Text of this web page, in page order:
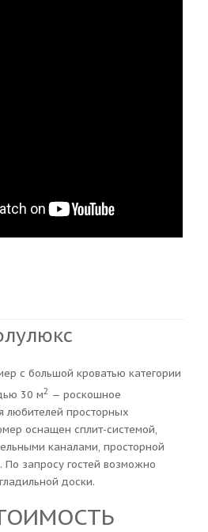
с большой кроватью категории
30 м2 — роскошное
любителей просторных
оснащен сплит-системой,
каналами, просторной
По запросу гостей возможно
доски.